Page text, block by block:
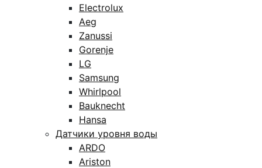
Electrolux
Aeg
Zanussi
Gorenje
LG
Samsung
Whirlpool
Bauknecht
Hansa
Датчики уровня воды
ARDO
Ariston